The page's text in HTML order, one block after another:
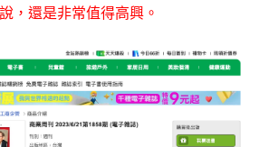
，還是非常值得高興。